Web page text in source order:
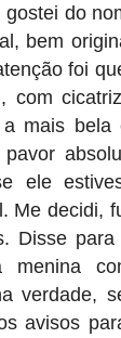
do
bem
foi
com
mais bela
ele
Me decidi,
Disse
menina
verdade,
avisos